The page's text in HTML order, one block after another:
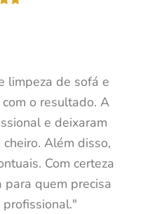
limpeza de sofá e
o resultado. A
e deixaram
Além disso,
Com certeza
para quem precisa